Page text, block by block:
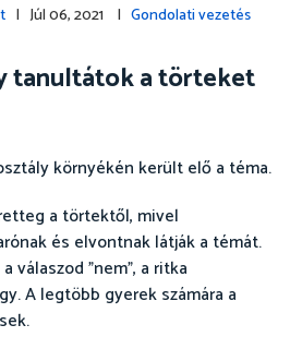
| Júl 06, 2021 | Gondolati vezetés
tanultátok a törteket
környékén került elő a téma.
a törtektől, mivel
és elvontnak látják a témát.
válaszod "nem", a ritka
A legtöbb gyerek számára a